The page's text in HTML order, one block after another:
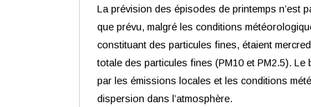
La prévision des épisodes de printemps n’est
que prévu, malgré les conditions
constituant des particules fines, étaient
totale des particules fines (PM10 et PM2.5).
par les émissions locales et les conditions
dispersion dans l’atmosphère.